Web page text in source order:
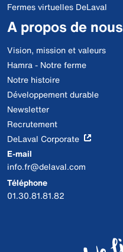
Fermes virtuelles DeLaval
A propos de nous
Vision, mission et valeurs
Hamra - Notre ferme
Notre histoire
Développement durable
Newsletter
Recrutement
DeLaval Corporate
E-mail
info.fr@delaval.com
Téléphone
01.30.81.81.82